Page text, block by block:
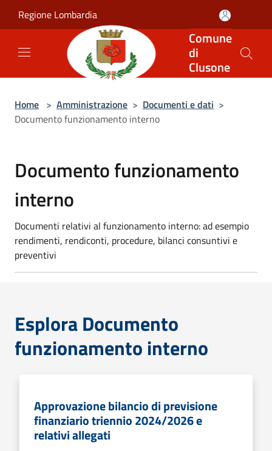
Regione Lombardia
Comune
di
Clusone
Home > Amministrazione > Documenti e dati >
Documento funzionamento interno
Documento funzionamento
interno
Documenti relativi al funzionamento interno: ad esempio
rendimenti, rendiconti, procedure, bilanci consuntivi e
preventivi
Esplora Documento
funzionamento interno
Approvazione bilancio di previsione
finanziario triennio 2024/2026 e
relativi allegati